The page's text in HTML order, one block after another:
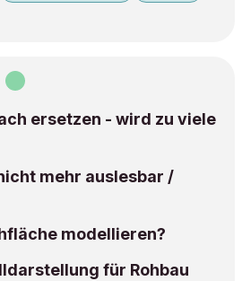
ersetzen - wird zu viele
mehr auslesbar /
modellieren?
für Rohbau